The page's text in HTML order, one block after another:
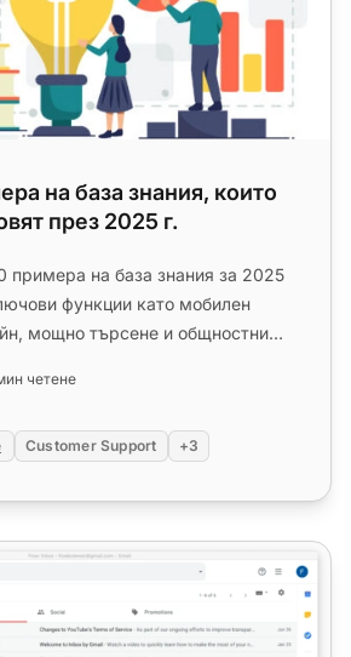
на база знания, които
през 2025 г.
примера на база знания за 2025
функции като мобилен
мощно търсене и общностни
четене
Customer Support +3
на Gmail за 2025